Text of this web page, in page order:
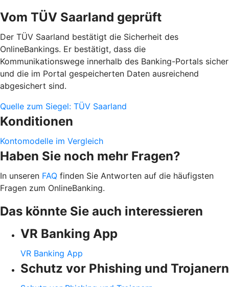
Vom TÜV Saarland geprüft
Der TÜV Saarland bestätigt die Sicherheit des
OnlineBankings. Er bestätigt, dass die
Kommunikationswege innerhalb des Banking-Portals sicher
und die im Portal gespeicherten Daten ausreichend
abgesichert sind.
Quelle zum Siegel: TÜV Saarland
Konditionen
Kontomodelle im Vergleich
Haben Sie noch mehr Fragen?
In unseren FAQ finden Sie Antworten auf die häufigsten
Fragen zum OnlineBanking.
Das könnte Sie auch interessieren
VR Banking App
VR Banking App
Schutz vor Phishing und Trojanern